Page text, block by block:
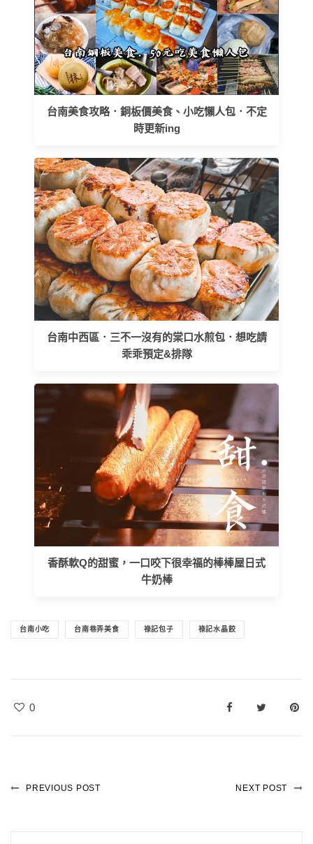
台南美食攻略．銅板價美食、小吃懶人包．不定
時更新ing
台南中西區．三不一沒有的棠口水煎包．想吃請
乖乖預定&排隊
香酥軟Q的甜蜜，一口咬下很幸福的棒棒屋日式
牛奶棒
台南小吃 台南巷弄美食 祿記包子 祿記水晶餃
0
PREVIOUS POST NEXT POST